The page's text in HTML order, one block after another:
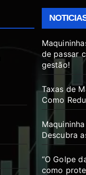
de passar
gestão!
Taxas de
Como
Descubra
“O Golpe
como